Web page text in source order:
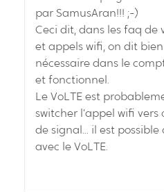
par SamusAran!!! ;-)
Ceci dit, dans les faq de
et appels wifi, on dit
nécessaire dans le
et fonctionnel.
Le VoLTE est
switcher l’appel wifi
de signal... il est
avec le VoLTE.